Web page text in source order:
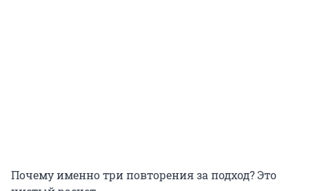
Почему именно три повторения за подход? Это